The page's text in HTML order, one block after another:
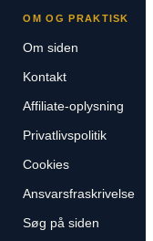
OM OG PRAKTISK
Om siden
Kontakt
Affiliate-oplysning
Privatlivspolitik
Cookies
Ansvarsfraskrivelse
Søg på siden